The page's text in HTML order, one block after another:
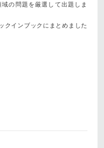
の問題を厳選して出題しま
クインブックにまとめました